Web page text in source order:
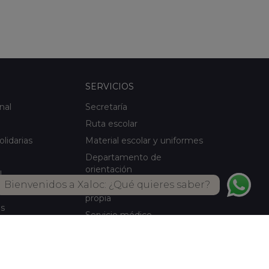
Bienvenidos a Xaloc: ¿Qué quieres saber?
SERVICIOS
Secretaría
Ruta escolar
Material escolar y uniformes
Departamento de
orientación
Servicio de comedor Cocina
propia
Servicio médico